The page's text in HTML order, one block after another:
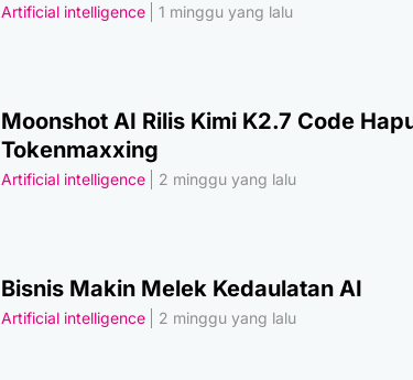
Artificial intelligence 1 minggu yang lalu
Moonshot AI Rilis Kimi K2.7 Code
Tokenmaxxing
Artificial intelligence 2 minggu yang lalu
Bisnis Makin Melek Kedaulatan AI
Artificial intelligence 2 minggu yang lalu